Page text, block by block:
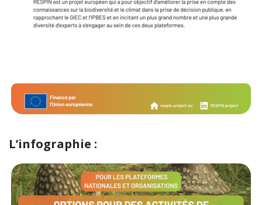
L’infographie :